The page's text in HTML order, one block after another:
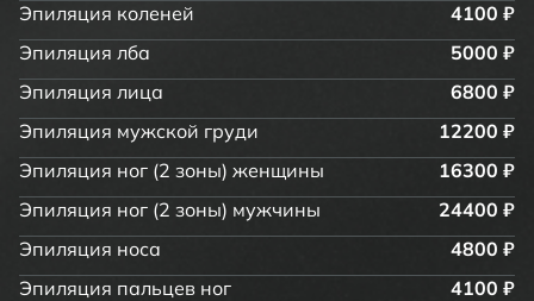
Эпиляция коленей
4100 ₽
Эпиляция лба
5000 ₽
Эпиляция лица
6800 ₽
Эпиляция мужской груди
12200 ₽
Эпиляция ног (2 зоны) женщины
16300 ₽
Эпиляция ног (2 зоны) мужчины
24400 ₽
Эпиляция носа
4800 ₽
Эпиляция пальцев ног
4100 ₽